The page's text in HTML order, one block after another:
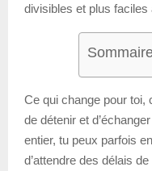
divisibles et plus faciles
Ce qui change pour toi,
de détenir et
entier, tu peux parfois
d’attendre des délais